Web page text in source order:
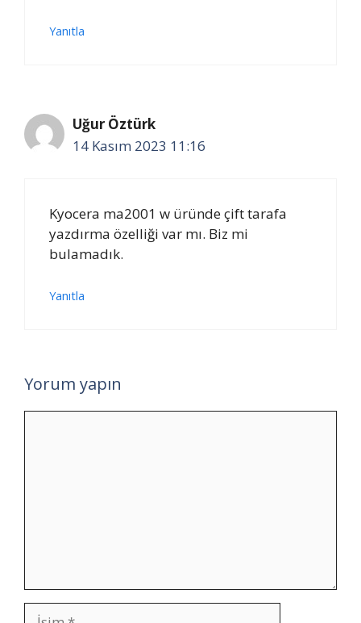
Yanıtla
Uğur Öztürk
14 Kasım 2023 11:16
Kyocera ma2001 w üründe çift tarafa
yazdırma özelliği var mı. Biz mi
bulamadık.
Yanıtla
Yorum yapın
İsim